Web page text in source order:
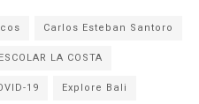
Carlos Esteban Santoro
LA COSTA
19
Explore Bali